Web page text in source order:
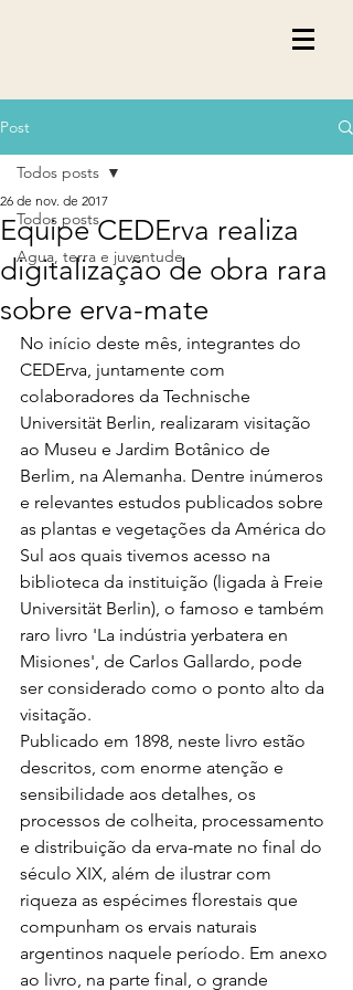
Post
Todos posts
Agua, terra e juventude
Todos posts
Equipe CEDErva realiza
digitalização de obra rara
sobre erva-mate
26 de nov. de 2017
No início deste mês, integrantes do
CEDErva, juntamente com
colaboradores da Technische
Universität Berlin, realizaram visitação
ao Museu e Jardim Botânico de
Berlim, na Alemanha. Dentre inúmeros
e relevantes estudos publicados sobre
as plantas e vegetações da América do
Sul aos quais tivemos acesso na
biblioteca da instituição (ligada à Freie
Universität Berlin), o famoso e também
raro livro 'La indústria yerbatera en
Misiones', de Carlos Gallardo, pode
ser considerado como o ponto alto da
visitação.
Publicado em 1898, neste livro estão
descritos, com enorme atenção e
sensibilidade aos detalhes, os
processos de colheita, processamento
e distribuição da erva-mate no final do
século XIX, além de ilustrar com
riqueza as espécimes florestais que
compunham os ervais naturais
argentinos naquele período. Em anexo
ao livro, na parte final, o grande